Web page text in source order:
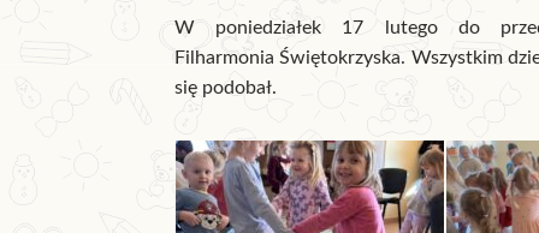
W poniedziałek 17 lutego do
Filharmonia Świętokrzyska. Wszystkim
się podobał.